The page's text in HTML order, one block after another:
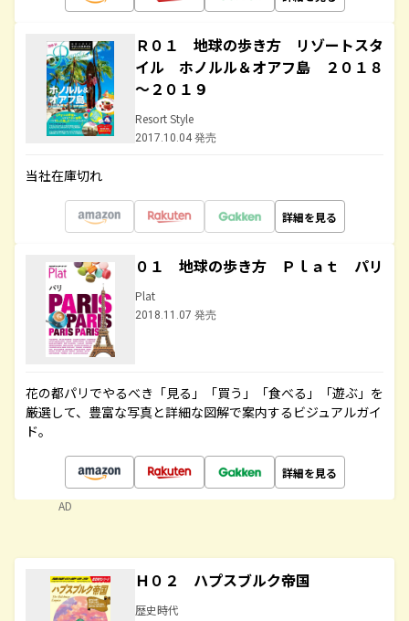
Ｒ０１ 地球の歩き方 リゾートスタ
イル ホノルル＆オアフ島 ２０１８
～２０１９
Resort Style
2017.10.04 発売
当社在庫切れ
詳細を見る
０１ 地球の歩き方 Ｐｌａｔ パリ
Plat
2018.11.07 発売
花の都パリでやるべき「見る」「買う」「食べる」「遊ぶ」を
厳選して、豊富な写真と詳細な図解で案内するビジュアルガイ
ド。
詳細を見る
AD
Ｈ０２ ハプスブルク帝国
歴史時代